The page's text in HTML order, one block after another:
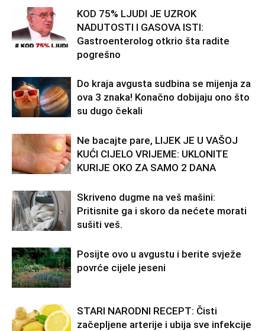
KOD 75% LJUDI JE UZROK
NADUTOSTI I GASOVA ISTI:
Gastroenterolog otkrio šta radite
pogrešno
Do kraja avgusta sudbina se mijenja za
ova 3 znaka! Konačno dobijaju ono što
su dugo čekali
Ne bacajte pare, LIJEK JE U VAŠOJ
KUĆI CIJELO VRIJEME: UKLONITE
KURIJE OKO ZA SAMO 2 DANA
Skriveno dugme na veš mašini:
Pritisnite ga i skoro da nećete morati
sušiti veš.
Posijte ovo u avgustu i berite svježe
povrće cijele jeseni
STARI NARODNI RECEPT: Čisti
začepljene arterije i ubija sve infekcije